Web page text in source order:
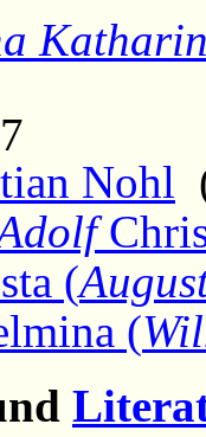
Nohl
(
(